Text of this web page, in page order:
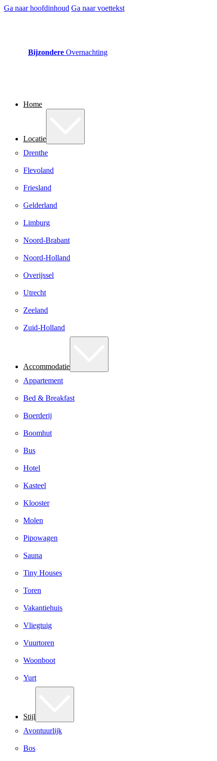
Ga naar hoofdinhoud Ga naar voettekst
Bijzondere Overnachting
Home
Locatie
Drenthe
Flevoland
Friesland
Gelderland
Limburg
Noord-Brabant
Noord-Holland
Overijssel
Utrecht
Zeeland
Zuid-Holland
Accommodatie
Appartement
Bed & Breakfast
Boerderij
Boomhut
Bus
Hotel
Kasteel
Klooster
Molen
Pipowagen
Sauna
Tiny Houses
Toren
Vakantiehuis
Vliegtuig
Vuurtoren
Woonboot
Yurt
Stijl
Avontuurlijk
Bos